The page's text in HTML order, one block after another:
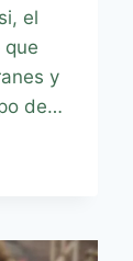
el
que
y
de…